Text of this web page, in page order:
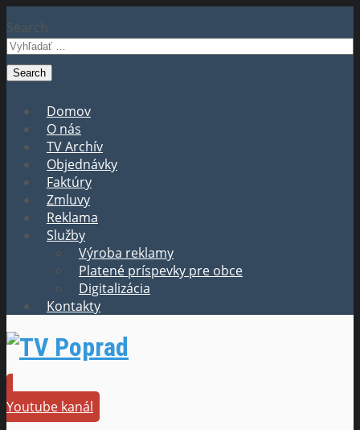
Search
Domov
O nás
TV Archív
Objednávky
Faktúry
Zmluvy
Reklama
Služby
Výroba reklamy
Platené príspevky pre obce
Digitalizácia
Kontakty
Youtube kanál